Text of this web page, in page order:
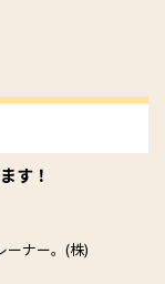
す！
ーナー。(株)